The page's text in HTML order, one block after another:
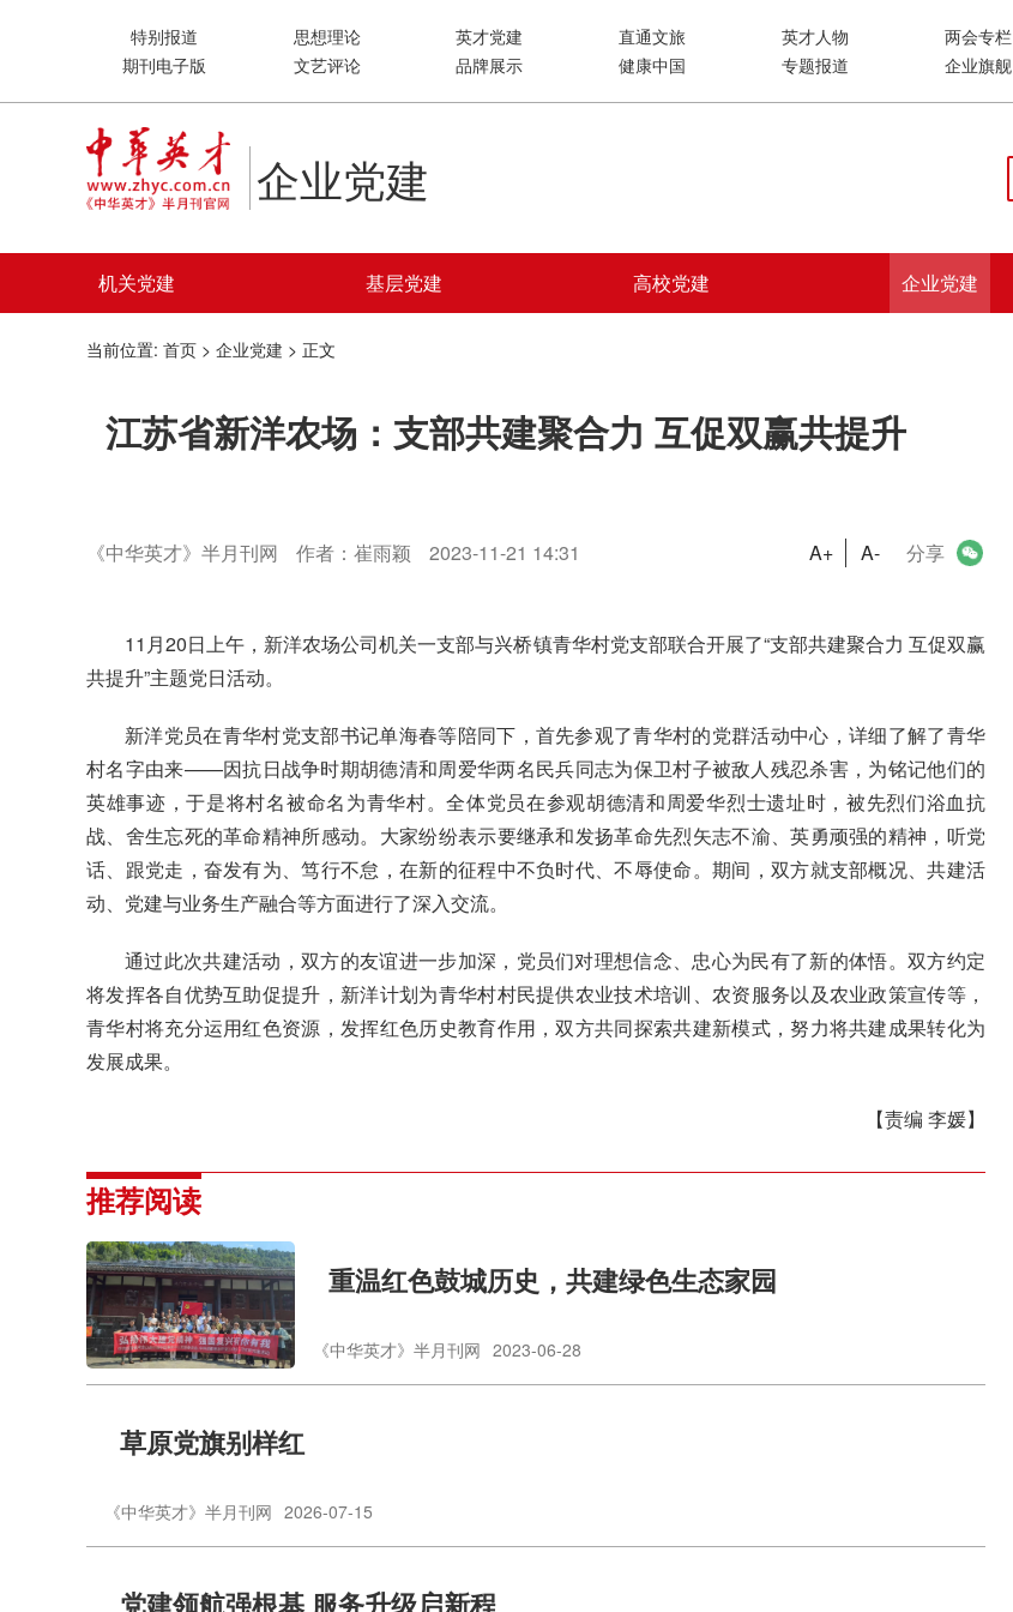
特别报道 思想理论 英才党建 直通文旅 英才人物 两会专栏
期刊电子版
文艺评论 品牌展示 健康中国 专题报道 企业旗舰
企业党建
机关党建 基层党建 高校党建 企业党建
当前位置: 首页 > 企业党建 > 正文
江苏省新洋农场：支部共建聚合力 互促双赢共提升
《中华英才》半月刊网 作者：崔雨颖 2023-11-21 14:31 A+ A- 分享
11 月20日上午 ，新洋农场公司机关一支部与兴桥镇青华村党支部联合开展了“支部共建聚合力 互促双赢
共提升”主题党日活动。
新洋党员在青华村党支部书记单海春等陪同下，首先参观了青华村的党群活动中心，详细了解了青华
村名字由来——因抗日战争时期胡德清和周爱华两名民兵同志为保卫村子被敌人残忍杀害，为铭记他们的
英雄事迹，于是将村名被命名为青华村。全体党员在参观胡德清和周爱华烈士遗址时，被先烈们浴血抗
战、舍生忘死的革命精神所感动。大家纷纷表示要继承和发扬革命先烈矢志不渝、英勇顽强的精神，听党
话、跟党走，奋发有为、笃行不怠，在新的征程中不负时代、不辱使命。期间，双方就支部概况、共建活
动、党建与业务生产融合等方面进行了深入交流。
通过此次共建活动，双方的友谊进一步加深，党员们对理想信念、忠心为民有了新的体悟。双方约定
将发挥各自优势互助促提升，新洋计划为青华村村民提供农业技术培训、农资服务以及农业政策宣传等，
青华村将充分运用红色资源，发挥红色历史教育作用，双方共同探索共建新模式，努力将共建成果转化为
发展成果。
【责编 李媛】
推荐阅读
重温红色鼓城历史，共建绿色生态家园
《中华英才》半月刊网 2023-06-28
草原党旗别样红
《中华英才》半月刊网 2026-07-15
党建领航强根基 服务升级启新程